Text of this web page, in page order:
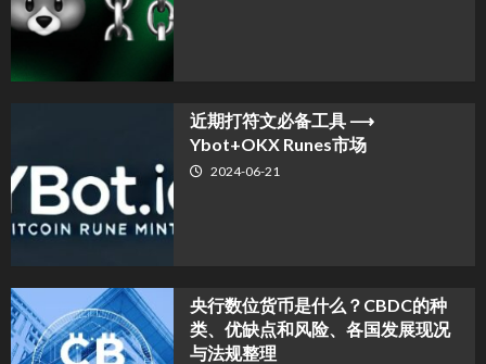
近期打符文必备工具 ⟶
Ybot+OKX Runes市场
2024-06-21
央行数位货币是什么？CBDC的种
类、优缺点和风险、各国发展现况
与法规整理